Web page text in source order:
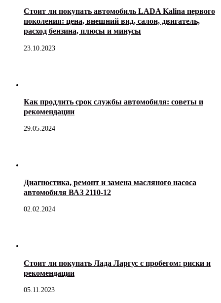
Стоит ли покупать автомобиль LADA Kalina первого
поколения: цена, внешний вид, салон, двигатель,
расход бензина, плюсы и минусы
23.10.2023
Как продлить срок службы автомобиля: советы и
рекомендации
29.05.2024
Диагностика, ремонт и замена масляного насоса
автомобиля ВАЗ 2110-12
02.02.2024
Стоит ли покупать Лада Ларгус с пробегом: риски и
рекомендации
05.11.2023